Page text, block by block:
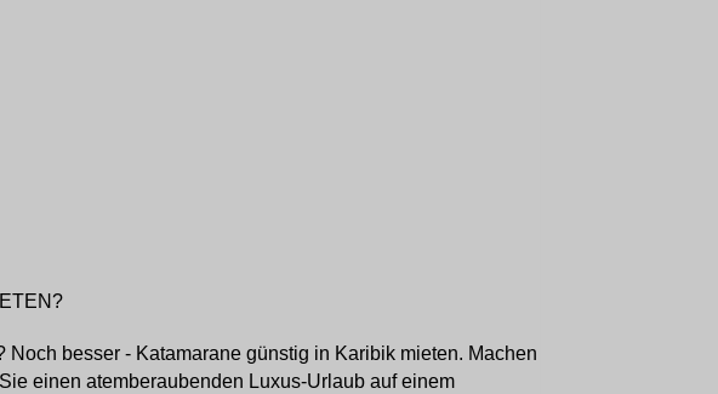
besser - Katamarane günstig in Karibik mieten. Machen
einen atemberaubenden Luxus-Urlaub auf einem